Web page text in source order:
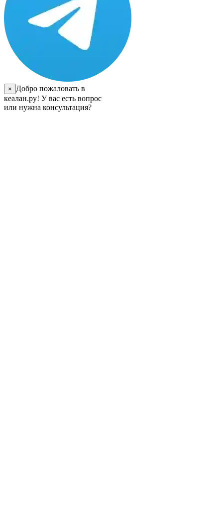
×
Добро пожаловать в
кеалан.ру! У вас есть вопрос
или нужна консультация?